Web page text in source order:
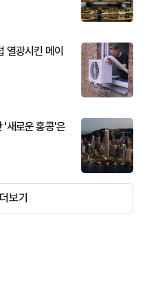
열광시킨 메이
'새로운 홍콩'은
더보기